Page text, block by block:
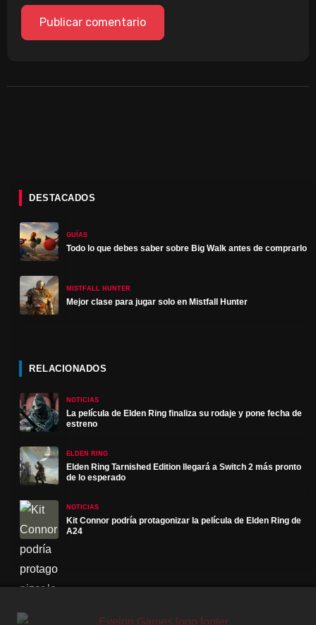
DESTACADOS
GUÍAS
Todo lo que debes saber sobre Big Walk antes de comprarlo
MISTFALL HUNTER
Mejor clase para jugar solo en Mistfall Hunter
RELACIONADOS
NOTICIAS
La película de Elden Ring finaliza su rodaje y pone fecha de
estreno
ELDEN RING
Elden Ring Tarnished Edition llegará a Switch 2 más pronto
de lo esperado
NOTICIAS
Kit Connor podría protagonizar la película de Elden Ring de
A24